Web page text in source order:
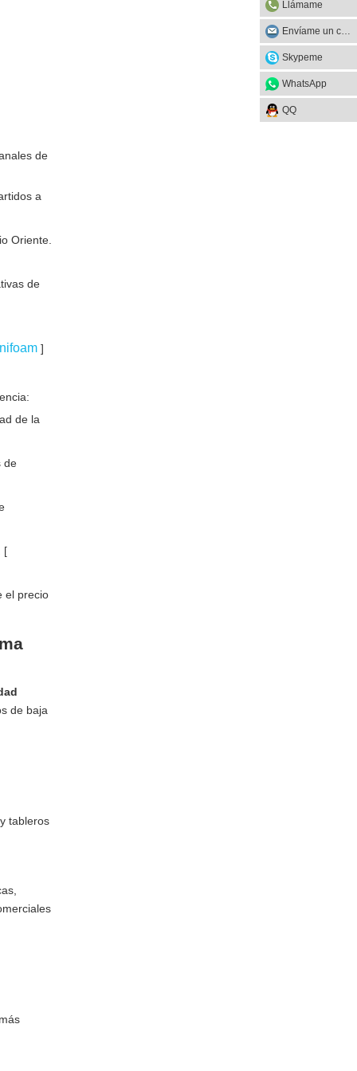
de
a
Oriente.
de
]
de la
de
[
el precio
de baja
y tableros
Llámame
Skypeme
WhatsApp
QQ